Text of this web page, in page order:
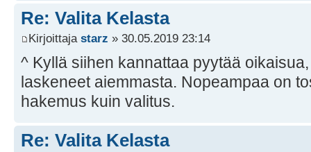
Re: Valita Kelasta
Kirjoittaja starz » 30.05.2019 23:14
^ Kyllä siihen kannattaa pyytää
laskeneet aiemmasta. Nopeampaa on
hakemus kuin valitus.
Re: Valita Kelasta